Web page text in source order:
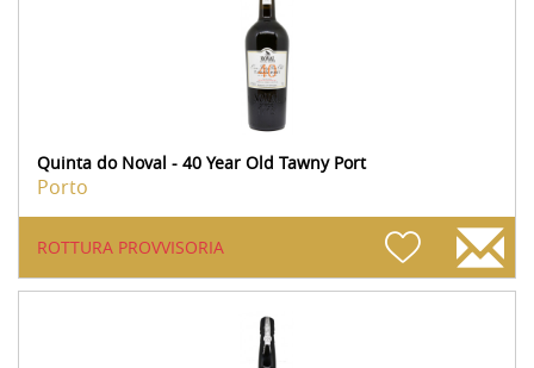
Quinta do Noval - 40 Year Old Tawny Port
Porto
ROTTURA PROVVISORIA